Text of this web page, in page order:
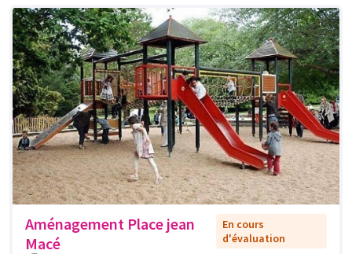
Aménagement Place jean
Macé
En cours
d'évaluation